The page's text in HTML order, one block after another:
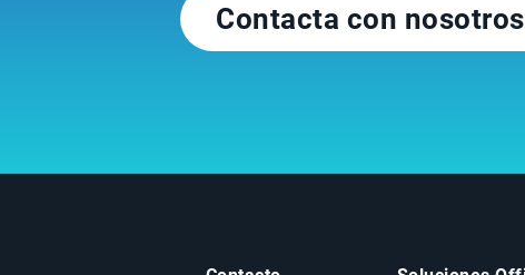
Contacta con nosotros